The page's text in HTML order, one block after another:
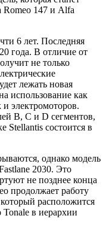
147 и Alfa
6 лет. Последняя
года. В отличие от
не только
лежать новая
использование как
и электромоторов.
B, C и D сегментов,
Stellantis состоится в
однако модель
2030. Это
не позднее конца
продолжает работу
расположится
в иерархии